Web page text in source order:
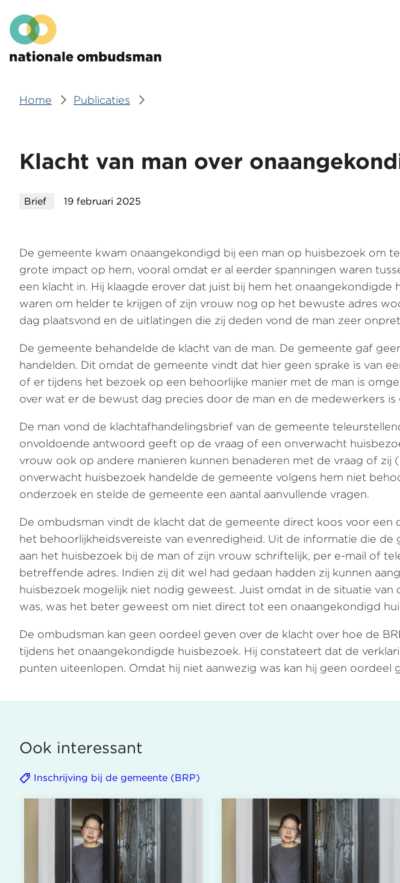
en
naar
de
Hoofdmenu
Home Publicaties
Klacht van man over
Brief 19 februari 2025
De gemeente kwam onaangekondigd bij een man op huisbezoek om
grote impact op hem, vooral omdat er al eerder spanningen waren
een klacht in. Hij klaagde erover dat juist bij hem het
waren om helder te krijgen of zijn vrouw nog op het bewuste adres
dag plaatsvond en de uitlatingen die zij deden vond de man zeer
De gemeente behandelde de klacht van de man. De gemeente gaf
handelden. Dit omdat de gemeente vindt dat hier geen sprake is van
of er tijdens het bezoek op een behoorlijke manier met de man is
over wat er de bewust dag precies door de man en de medewerkers is
De man vond de klachtafhandelingsbrief van de gemeente
onvoldoende antwoord geeft op de vraag of een onverwacht
vrouw ook op andere manieren kunnen benaderen met de vraag of
onverwacht huisbezoek handelde de gemeente volgens hem niet
onderzoek en stelde de gemeente een aantal aanvullende vragen.
De ombudsman vindt de klacht dat de gemeente direct koos voor
het behoorlijkheidsvereiste van evenredigheid. Uit de informatie die
aan het huisbezoek bij de man of zijn vrouw schriftelijk, per e-mail of
betreffende adres. Indien zij dit wel had gedaan hadden zij kunnen
huisbezoek mogelijk niet nodig geweest. Juist omdat in de situatie
was, was het beter geweest om niet direct tot een onaangekondigd
De ombudsman kan geen oordeel geven over de klacht over hoe de
tijdens het onaangekondigde huisbezoek. Hij constateert dat de
punten uiteenlopen. Omdat hij niet aanwezig was kan hij geen
Ook interessant
Inschrijving bij de gemeente (BRP)